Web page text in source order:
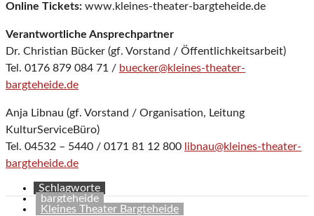
Online Tickets: www.kleines-theater-bargteheide.de
Verantwortliche Ansprechpartner
Dr. Christian Bücker (gf. Vorstand / Öffentlichkeitsarbeit)
Tel. 0176 879 084 71 / buecker@kleines-theater-
bargteheide.de
Anja Libnau (gf. Vorstand / Organisation, Leitung
KulturServiceBüro)
Tel. 04532 – 5440 / 0171 81 12 800 libnau@kleines-theater-
bargteheide.de
Schlagworte
bargteheide
Kleines Theater Bargteheide